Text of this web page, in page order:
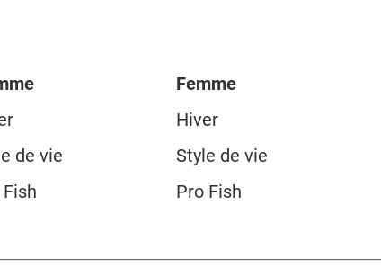
de vie
Femme
Hiver
Style de vie
Pro Fish